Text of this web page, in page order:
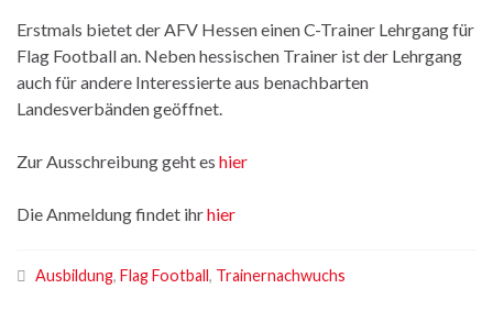
Erstmals bietet der AFV Hessen einen C-Trainer Lehrgang für
Flag Football an. Neben hessischen Trainer ist der Lehrgang
auch für andere Interessierte aus benachbarten
Landesverbänden geöffnet.
Zur Ausschreibung geht es hier
Die Anmeldung findet ihrhier
Ausbildung, Flag Football, Trainernachwuchs